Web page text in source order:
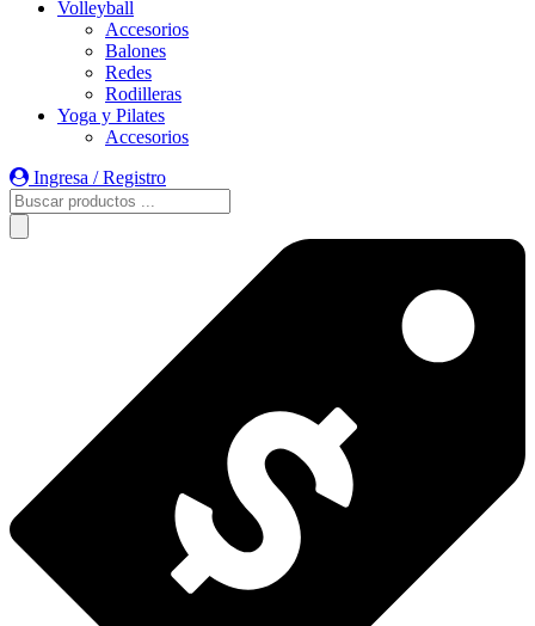
Volleyball
Accesorios
Balones
Redes
Rodilleras
Yoga y Pilates
Accesorios
Ingresa / Registro
Búsqueda
de
productos